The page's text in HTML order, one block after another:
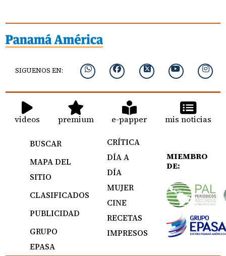
SIGUENOS EN:
videos premium e-papper mis noticias
BUSCAR
MAPA DEL
SITIO
CLASIFICADOS
PUBLICIDAD
GRUPO
EPASA
CRÍTICA
DÍA A
DÍA
MUJER
CINE
RECETAS
IMPRESOS
MIEMBRO
DE: